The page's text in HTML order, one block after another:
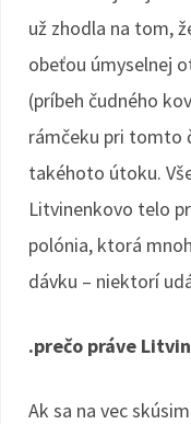
už zhodla na tom,
obeťou úmyselnej
(príbeh čudného
rámčeku pri tomto
takéhoto útoku.
Litvinenkovo telo
polónia, ktorá
dávku – niektorí
.prečo práve
Ak sa na vec